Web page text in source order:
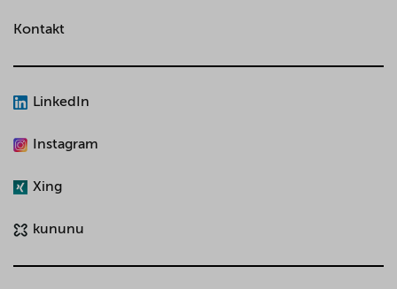
Kontakt
LinkedIn
Instagram
Xing
kununu